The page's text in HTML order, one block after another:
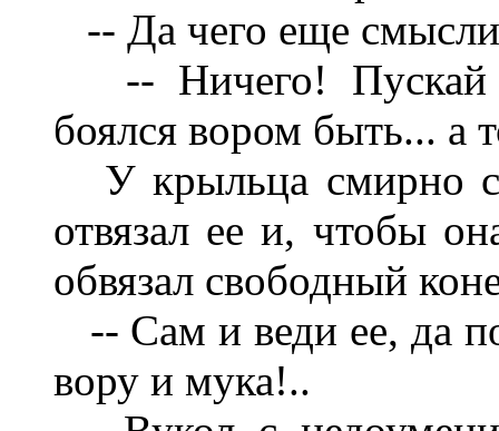
-- Да чего еще
-- Ничего! Пускай
боялся вором быть... а
У крыльца смирно
отвязал ее и, чтобы
обвязал свободный
-- Сам и веди ее, да
вору и мука!..